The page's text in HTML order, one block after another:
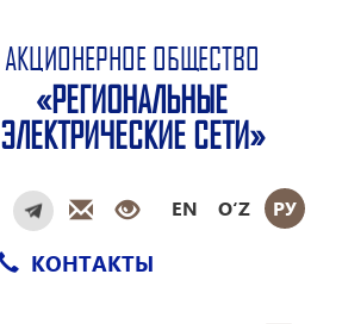
АКЦИОНЕРНОЕ ОБЩЕСТВО
«РЕГИОНАЛЬНЫЕ
ЭЛЕКТРИЧЕСКИЕ СЕТИ»
EN O‘Z РУ
КОНТАКТЫ